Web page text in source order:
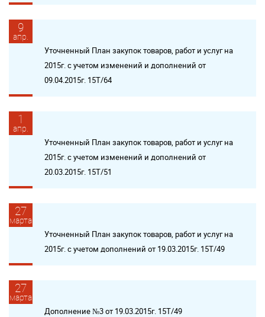
9
апр.
Уточненный План закупок товаров, работ и услуг на
2015г. с учетом изменений и дополнений от
09.04.2015г. 15Т/64
1
апр.
Уточненный План закупок товаров, работ и услуг на
2015г. с учетом изменений и дополнений от
20.03.2015г. 15Т/51
27
марта
Уточненный План закупок товаров, работ и услуг на
2015г. с учетом дополнений от 19.03.2015г. 15Т/49
27
марта
Дополнение №3 от 19.03.2015г. 15Т/49